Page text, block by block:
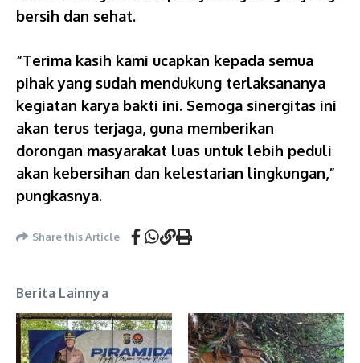
bersih dan sehat.
“Terima kasih kami ucapkan kepada semua
pihak yang sudah mendukung terlaksananya
kegiatan karya bakti ini. Semoga sinergitas ini
akan terus terjaga, guna memberikan
dorongan masyarakat luas untuk lebih peduli
akan kebersihan dan kelestarian lingkungan,”
pungkasnya.
Share this Article
Berita Lainnya